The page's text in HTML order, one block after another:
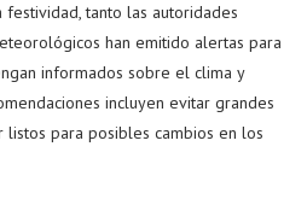
tanto las autoridades
han emitido alertas para
informados sobre el clima y
incluyen evitar grandes
para posibles cambios en los